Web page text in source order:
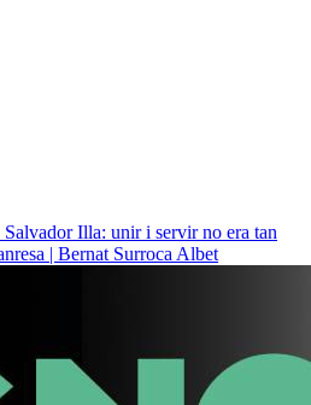
Illa: unir i servir no era tan
| Bernat Surroca Albet